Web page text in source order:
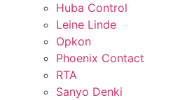
Huba Control
Leine Linde
Opkon
Phoenix Contact
RTA
Sanyo Denki